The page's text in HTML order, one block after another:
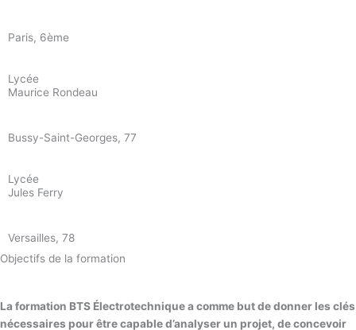
Paris, 6ème
Lycée
Maurice Rondeau
Bussy-Saint-Georges, 77
Lycée
Jules Ferry
Versailles, 78
Objectifs de la formation
La formation BTS Électrotechnique a comme but de donner les clés
nécessaires pour être capable d’analyser un projet, de concevoir